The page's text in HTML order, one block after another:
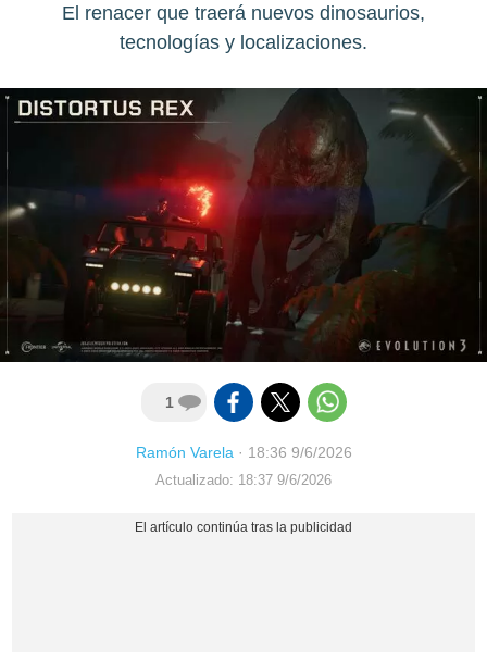
El renacer que traerá nuevos dinosaurios,
tecnologías y localizaciones.
1
Ramón Varela· 18:36 9/6/2026
Actualizado: 18:37 9/6/2026